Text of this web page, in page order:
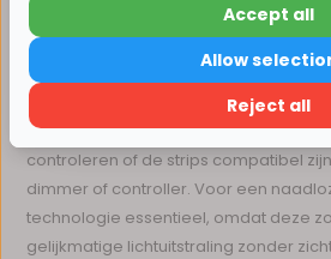
te letten op de kleurtemperatuur (rond
de lichtsterkte, en de dimbaarheid.
als je de strips in vochtige ruimtes wilt
van de strip en het type ondergrond
montageopties. Daarnaast is het
controleren of de strips compatibel
dimmer of controller. Voor een
technologie essentieel, omdat deze
gelijkmatige lichtuitstraling zonder
15% korting
Verder
Reject all
Allow
Accept all